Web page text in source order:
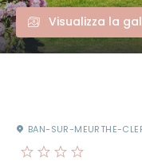
Visualizza la
BAN-SUR-MEURTHE-